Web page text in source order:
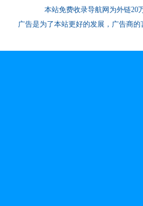
本站免费收录导航网为外链20
广告是为了本站更好的发展，广告商